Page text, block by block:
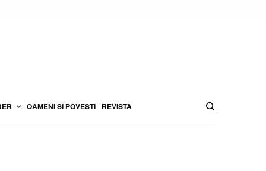
OAMENI SI POVESTI REVISTA